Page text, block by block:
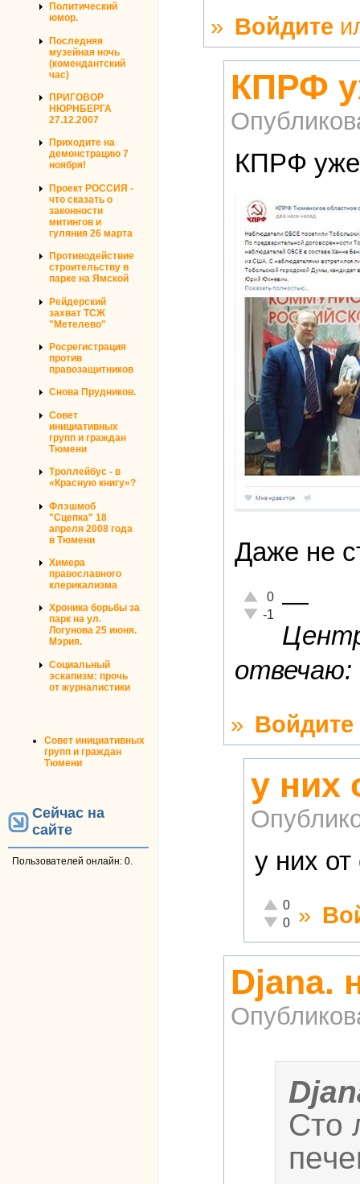
Политический
юмор.
Последняя
музейная ночь
(комендантский
час)
ПРИГОВОР
НЮРНБЕРГА
27.12.2007
Приходите на
демонстрацию 7
ноября!
Проект РОССИЯ -
что сказать о
законности
митингов и
гуляния 26 марта
Противодействие
строительству в
парке на Ямской
Рейдерский
захват ТСЖ
"Метелево"
Росрегистрация
против
правозащитников
Снова Прудников.
Совет
инициативных
групп и граждан
Тюмени
Троллейбус - в
«Красную книгу»?
Флэшмоб
"Сцепка" 18
апреля 2008 года
в Тюмени
Химера
православного
клерикализма
Хроника борьбы за
парк на ул.
Логунова 25 июня.
Мэрия.
Социальный
эскапизм: прочь
от журналистики
Совет инициативных
групп и граждан
Тюмени
Сейчас на
сайте
Пользователей онлайн: 0.
» Войдите
КПРФ
КПРФ уже
Даже не
Отлично!
0
Неадекватно!
-1
—
отвечаю:
» Войдите
у них
у них
Отлично!
0
Неадекватно!
0 »
Djana.
Сто